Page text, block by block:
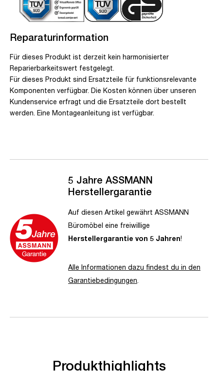
Reparaturinformation
Für dieses Produkt ist derzeit kein harmonisierter
Reparierbarkeitswert festgelegt.
Für dieses Produkt sind Ersatzteile für funktionsrelevante
Komponenten verfügbar. Die Kosten können über unseren
Kundenservice erfragt und die Ersatzteile dort bestellt
werden. Eine Montageanleitung ist verfügbar.
5 Jahre ASSMANN
Herstellergarantie
Auf diesen Artikel gewährt ASSMANN
Büromöbel eine freiwillige
Herstellergarantie von 5 Jahren!
Alle Informationen dazu findest du in den
Garantiebedingungen.
Produkthighlights